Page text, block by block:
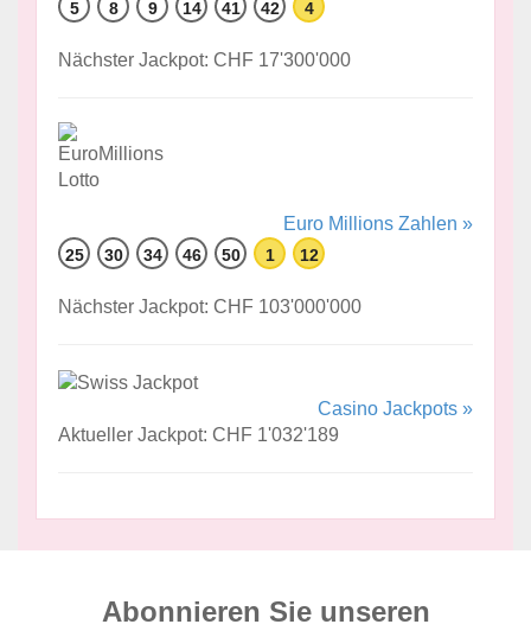
5 8 9 14 41 42 4
Nächster Jackpot: CHF 17'300'000
Euro Millions Zahlen »
25 30 34 46 50 1 12
Nächster Jackpot: CHF 103'000'000
Casino Jackpots »
Aktueller Jackpot: CHF 1'032'189
Abonnieren Sie unseren